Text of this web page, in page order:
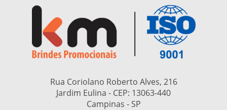
Rua Coriolano Roberto Alves, 216
Jardim Eulina - CEP: 13063-440
Campinas - SP